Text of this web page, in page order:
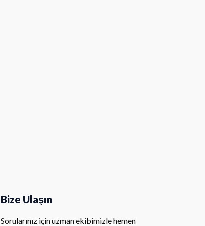
Bize Ulaşın
Sorularınız için uzman ekibimizle hemen